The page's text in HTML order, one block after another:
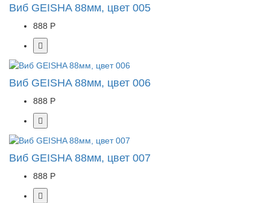
Виб GEISHA 88мм, цвет 005
888 Р
Виб GEISHA 88мм, цвет 006
888 Р
Виб GEISHA 88мм, цвет 007
888 Р